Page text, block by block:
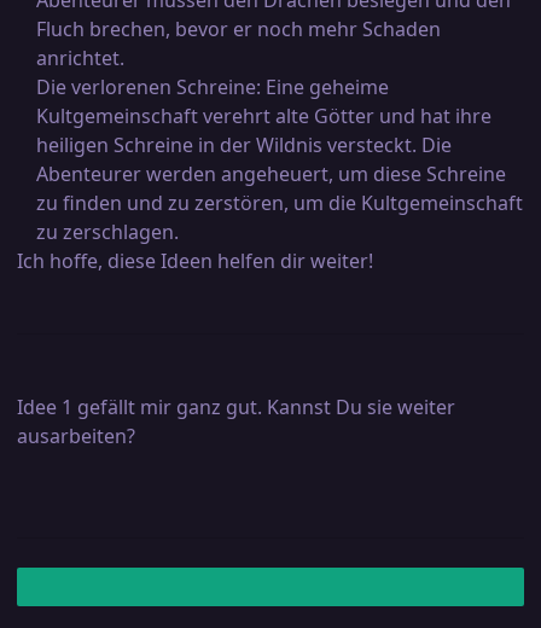
Fluch brechen, bevor er noch mehr Schaden
anrichtet.
Die verlorenen Schreine: Eine geheime
Kultgemeinschaft verehrt alte Götter und hat ihre
heiligen Schreine in der Wildnis versteckt. Die
Abenteurer werden angeheuert, um diese Schreine
zu finden und zu zerstören, um die Kultgemeinschaft
zu zerschlagen.
Ich hoffe, diese Ideen helfen dir weiter!
Idee 1 gefällt mir ganz gut. Kannst Du sie weiter
ausarbeiten?